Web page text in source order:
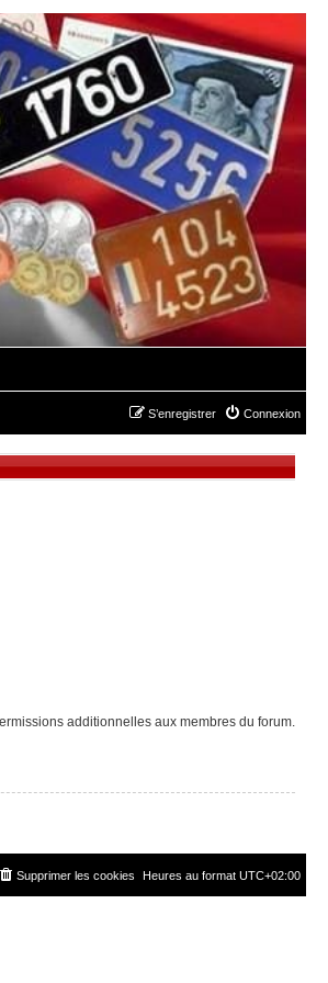
Connexion
S’enregistrer
additionnelles aux membres du forum.
Heures au format UTC+02:00
Supprimer les cookies